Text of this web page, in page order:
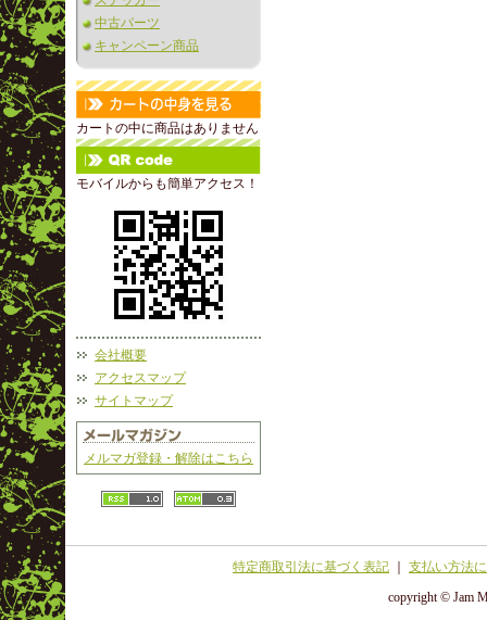
中古パーツ
キャンペーン商品
カートの中に商品はありません
モバイルからも簡単アクセス！
会社概要
アクセスマップ
サイトマップ
メルマガ登録・解除はこちら
特定商取引法に基づく表記
支払い方法
copyright © Jam